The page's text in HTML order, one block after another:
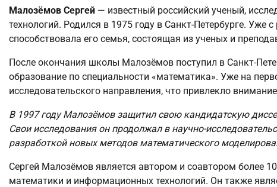
Малозёмов Сергей — известный российский ученый,
технологий. Родился в 1975 году в Санкт-Петербурге. Уже
способствовала его семья, состоящая из ученых и
После окончания школы Малозёмов поступил в Санкт-
образование по специальности «математика». Уже на
исследовательского направления, что привлекло
В 1997 году Малозёмов защитил свою кандидатскую
Свои исследования он продолжал в научно-
разработкой новых методов математического
Сергей Малозёмов является автором и соавтором более
математики и информационных технологий. Он также